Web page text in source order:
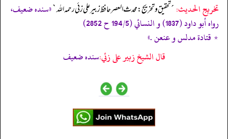
تخریج الحدیث: ´تحقيق و تخريج: محدث العصر حافظ زبير على زئي رحمه الله`«سنده ضعيف،
رواه أبو داود (1837) و النسائي (194/5 ح 2852)
٭ قتادة مدلس و عنعن .»
قال الشيخ زبير على زئي:سنده ضعيف